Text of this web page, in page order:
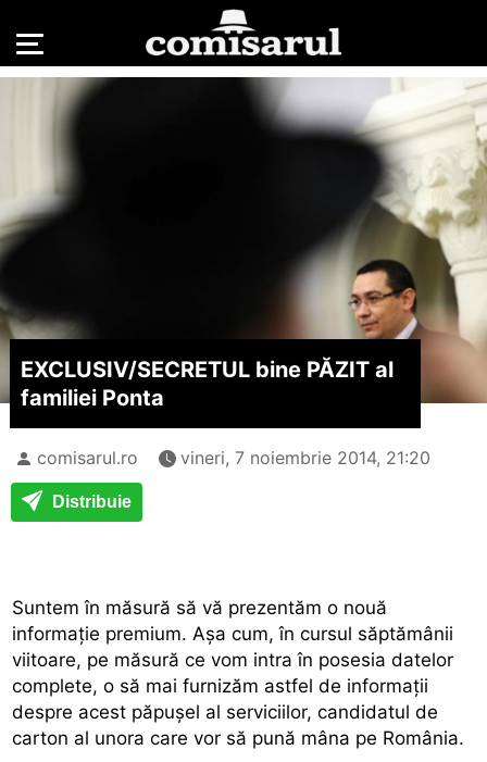
EXCLUSIV/SECRETUL bine PĂZIT al
familiei Ponta
comisarul.ro vineri, 7 noiembrie 2014, 21:20
Distribuie
Suntem în măsură să vă prezentăm o nouă
informaţie premium. Aşa cum, în cursul săptămânii
viitoare, pe măsură ce vom intra în posesia datelor
complete, o să mai furnizăm astfel de informaţii
despre acest păpuşel al serviciilor, candidatul de
carton al unora care vor să pună mâna pe România.